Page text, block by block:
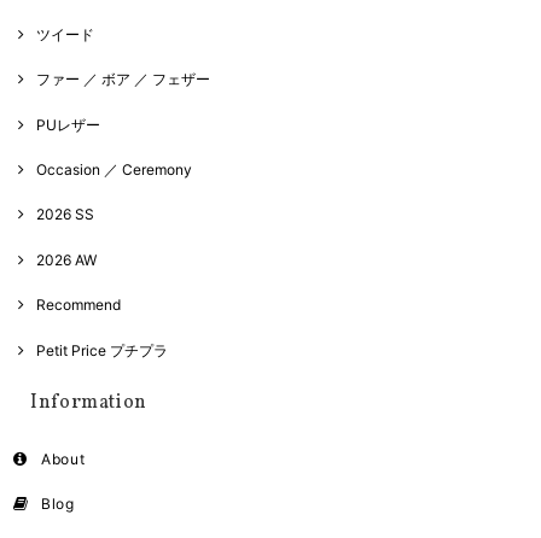
ツイード
ファー ／ ボア ／ フェザー
PUレザー
Occasion ／ Ceremony
2026 SS
2026 AW
Recommend
Petit Price プチプラ
Information
About
Blog